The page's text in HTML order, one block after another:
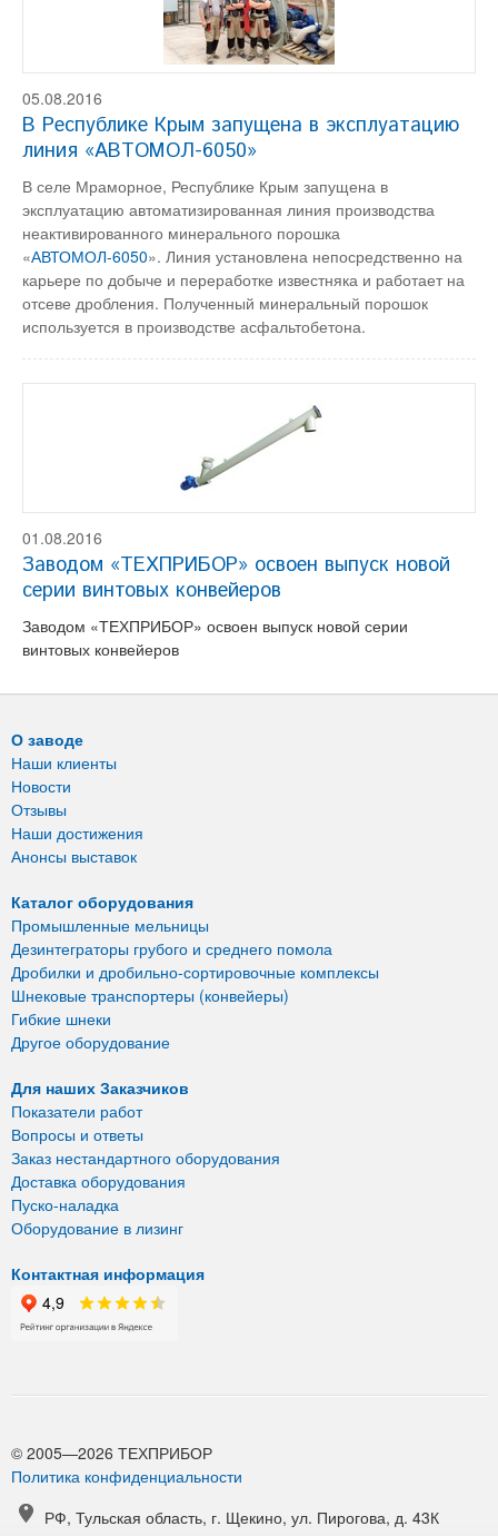
05.08.2016
В Республике Крым запущена в эксплуатацию
линия «АВТОМОЛ-6050»
В селе Мраморное, Республике Крым запущена в
эксплуатацию автоматизированная линия производства
неактивированного минерального порошка
«АВТОМОЛ-6050». Линия установлена непосредственно на
карьере по добыче и переработке известняка и работает на
отсеве дробления. Полученный минеральный порошок
используется в производстве асфальтобетона.
01.08.2016
Заводом «ТЕХПРИБОР» освоен выпуск новой
серии винтовых конвейеров
Заводом «ТЕХПРИБОР» освоен выпуск новой серии
винтовых конвейеров
О заводе
Наши клиенты
Новости
Отзывы
Наши достижения
Анонсы выставок
Каталог оборудования
Промышленные мельницы
Дезинтеграторы грубого и среднего помола
Дробилки и дробильно-сортировочные комплексы
Шнековые транспортеры (конвейеры)
Гибкие шнеки
Другое оборудование
Для наших Заказчиков
Показатели работ
Вопросы и ответы
Заказ нестандартного оборудования
Доставка оборудования
Пуско-наладка
Оборудование в лизинг
Контактная информация
© 2005—2026 ТЕХПРИБОР
Политика конфиденциальности
РФ, Тульская область, г. Щекино, ул. Пирогова, д. 43К